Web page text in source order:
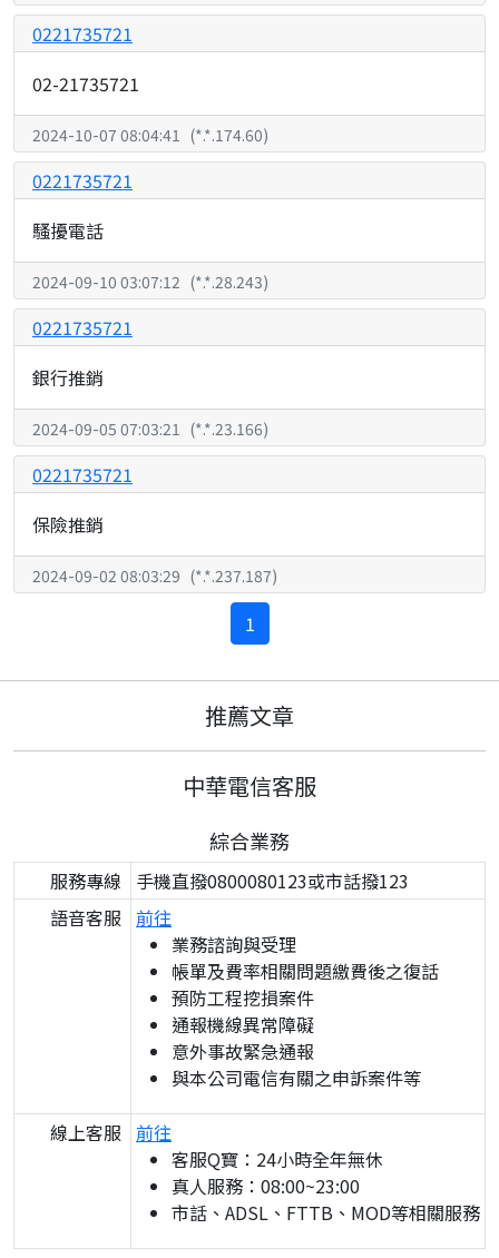
0221735721
02-21735721
2024-10-07 08:04:41 (*.*.174.60)
0221735721
騷擾電話
2024-09-10 03:07:12 (*.*.28.243)
0221735721
銀行推銷
2024-09-05 07:03:21 (*.*.23.166)
0221735721
保險推銷
2024-09-02 08:03:29 (*.*.237.187)
1
推薦文章
中華電信客服
綜合業務
服務專線
手機直撥0800080123或市話撥123
語音客服 前往
業務諮詢與受理
帳單及費率相關問題繳費後之復話
預防工程挖損案件
通報機線異常障礙
意外事故緊急通報
與本公司電信有關之申訴案件等
線上客服 前往
客服Q寶：24小時全年無休
真人服務：08:00~23:00
市話、ADSL、FTTB、MOD等相關服務